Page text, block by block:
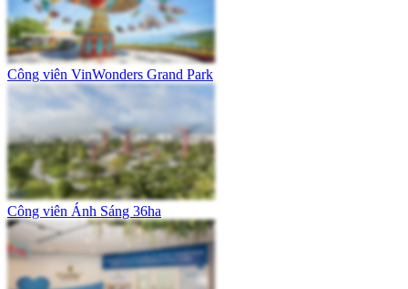
Công viên VinWonders Grand Park
Công viên Ánh Sáng 36ha